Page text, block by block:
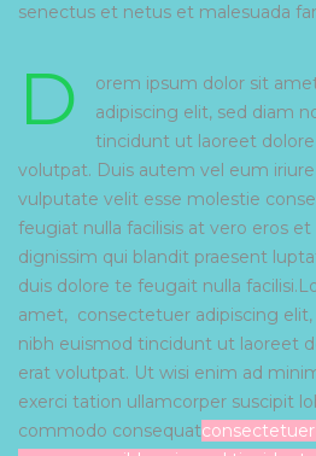
senectus et netus et malesuada
D
orem ipsum dolor sit
adipiscing elit, sed diam
tincidunt ut laoreet
volutpat. Duis autem vel eum
vulputate velit esse molestie
feugiat nulla facilisis at vero eros
dignissim qui blandit praesent
duis dolore te feugait nulla
amet, consectetuer adipiscing
nibh euismod tincidunt ut laoreet
erat volutpat. Ut wisi enim ad
exerci tation ullamcorper suscipit
commodo consequat